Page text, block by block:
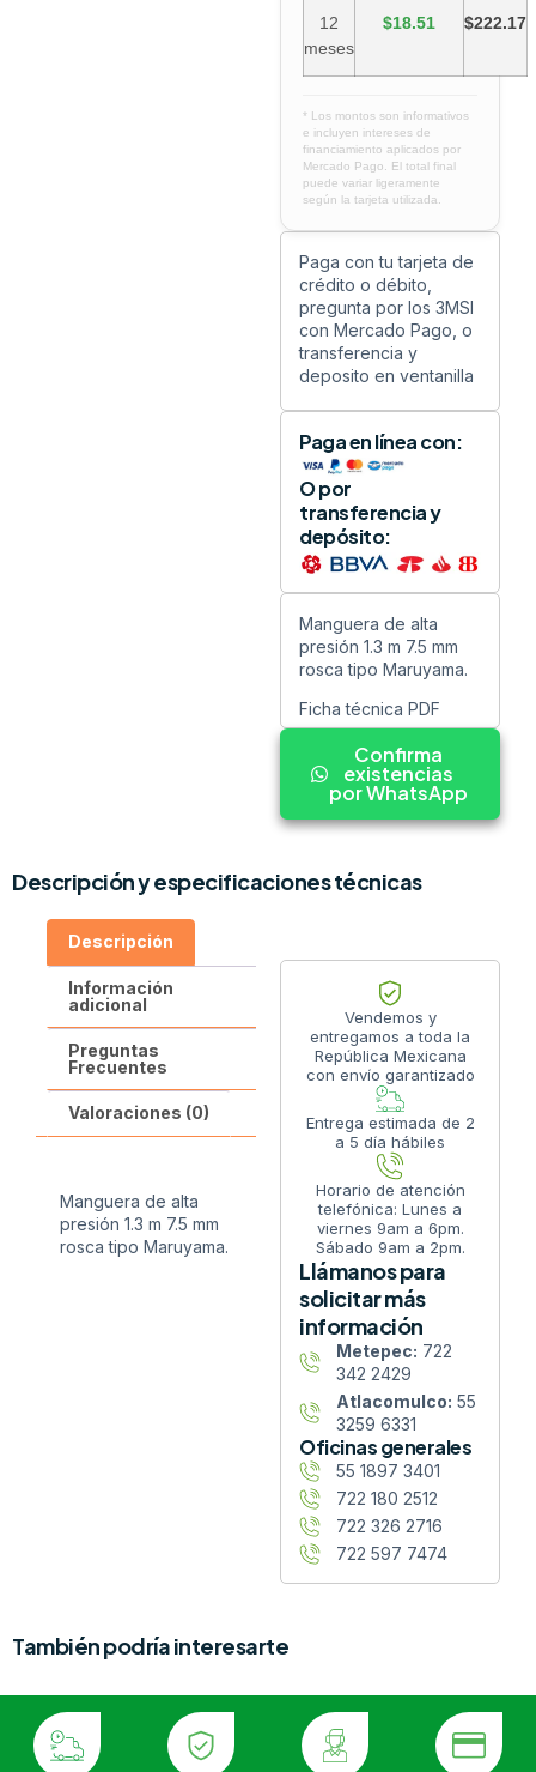
12
meses
$18.51 $222.17
* Los montos son informativos
e incluyen intereses de
financiamiento aplicados por
Mercado Pago. El total final
puede variar ligeramente
según la tarjeta utilizada.
Paga con tu tarjeta de
crédito o débito,
pregunta por los 3MSI
con Mercado Pago, o
transferencia y
deposito en ventanilla
Paga en línea con:
O por
transferencia y
depósito:
Manguera de alta
presión 1.3 m 7.5 mm
rosca tipo Maruyama.
Ficha técnica PDF
Confirma
existencias
por WhatsApp
Descripción y especificaciones técnicas
Descripción
Información
adicional
Preguntas
Frecuentes
Valoraciones (0)
Manguera de alta
presión 1.3 m 7.5 mm
rosca tipo Maruyama.
Vendemos y
entregamos a toda la
República Mexicana
con envío garantizado
Entrega estimada de 2
a 5 día hábiles
Horario de atención
telefónica: Lunes a
viernes 9am a 6pm.
Sábado 9am a 2pm.
Llámanos para
solicitar más
información
Metepec: 722
342 2429
Atlacomulco: 55
3259 6331
Oficinas generales
55 1897 3401
722 180 2512
722 326 2716
722 597 7474
También podría interesarte